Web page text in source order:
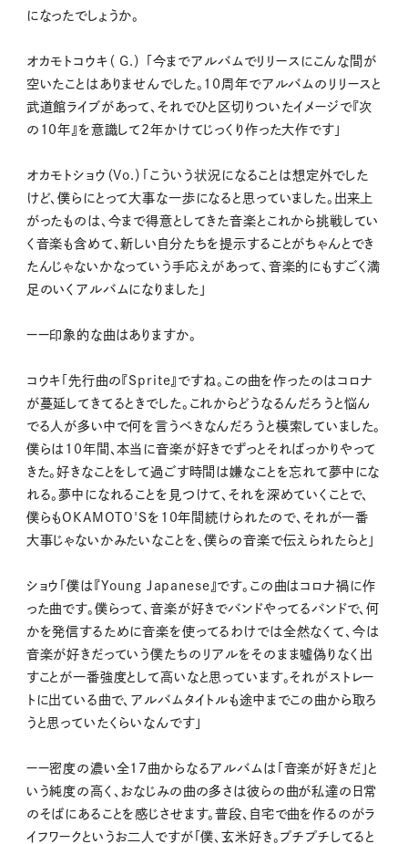
になったでしょうか。
オカモトコウキ（ G.） 「今までアルバムでリリースにこんな間が
空いたことはありませんでした。10周年でアルバムのリリースと
武道館ライブがあって、それでひと区切りついたイメージで『次
の10年』を意識して2年かけてじっくり作った大作です」
オカモトショウ（Vo.）「こういう状況になることは想定外でした
けど、僕らにとって大事な一歩になると思っていました。出来上
がったものは、今まで得意としてきた音楽とこれから挑戦してい
く音楽も含めて、新しい自分たちを提示することがちゃんとでき
たんじゃないかなっていう手応えがあって、音楽的にもすごく満
足のいくアルバムになりました」
ーー印象的な曲はありますか。
コウキ「先行曲の『Sprite』ですね。この曲を作ったのはコロナ
が蔓延してきてるときでした。これからどうなるんだろうと悩ん
でる人が多い中で何を言うべきなんだろうと模索していました。
僕らは10年間、本当に音楽が好きでずっとそればっかりやって
きた。好きなことをして過ごす時間は嫌なことを忘れて夢中にな
れる。夢中になれることを見つけて、それを深めていくことで、
僕らもOKAMOTO'Sを10年間続けられたので、それが一番
大事じゃないかみたいなことを、僕らの音楽で伝えられたらと」
ショウ「僕は『Young Japanese』です。この曲はコロナ禍に作
った曲です。僕らって、音楽が好きでバンドやってるバンドで、何
かを発信するために音楽を使ってるわけでは全然なくて、今は
音楽が好きだっていう僕たちのリアルをそのまま噓偽りなく出
すことが一番強度として高いなと思っています。それがストレー
トに出ている曲で、アルバムタイトルも途中までこの曲から取ろ
うと思っていたくらいなんです」
ーー密度の濃い全17曲からなるアルバムは「音楽が好きだ」と
いう純度の高く、おなじみの曲の多さは彼らの曲が私達の日常
のそばにあることを感じさせます。普段、自宅で曲を作るのがラ
イフワークというお二人ですが「僕、玄米好き。プチプチしてると